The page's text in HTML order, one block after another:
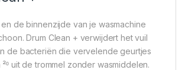
de binnenzijde van je wasmachine
Drum Clean + verwijdert het vuil
de bacteriën die vervelende geurtjes
uit de trommel zonder wasmiddelen.